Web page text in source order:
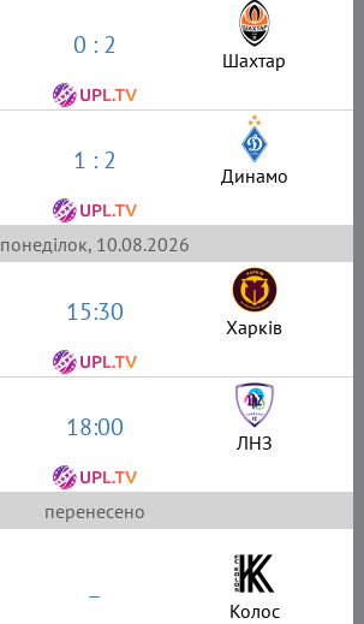
0 : 2 Шахтар
1 : 2 Динамо
понеділок, 10.08.2026
15:30 Харків
18:00 ЛНЗ
перенесено
– Колос